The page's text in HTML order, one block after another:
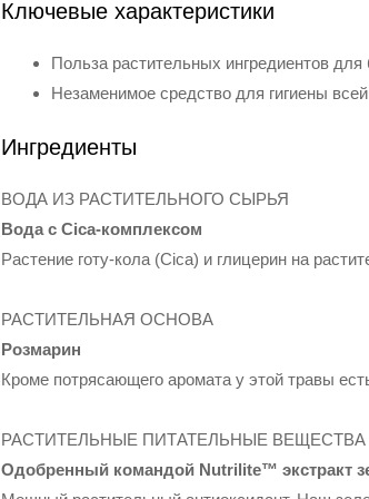
Ключевые характеристики
Польза растительных ингредиентов
Незаменимое средство для гигиены
Ингредиенты
ВОДА ИЗ РАСТИТЕЛЬНОГО СЫРЬЯ
Вода с Cica-комплексом
Растение готу-кола (Cica) и глицерин на
РАСТИТЕЛЬНАЯ ОСНОВА
Розмарин
Кроме потрясающего аромата у этой травы
РАСТИТЕЛЬНЫЕ ПИТАТЕЛЬНЫЕ ВЕЩЕСТВА
Одобренный командой Nutrilite™ экстракт